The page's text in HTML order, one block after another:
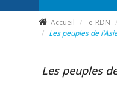
Accueil e-RDN
Les peuples de
Les peuples